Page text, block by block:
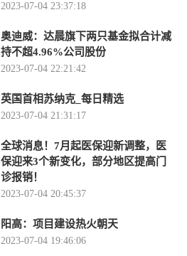
2023-07-04 23:37:18
奥迪威：达晨旗下两只基金拟合计减
持不超4.96%公司股份
2023-07-04 22:21:42
英国首相苏纳克_每日精选
2023-07-04 21:31:17
全球消息！7月起医保迎新调整，医
保迎来3个新变化，部分地区提高门
诊报销！
2023-07-04 20:45:37
阳高：项目建设热火朝天
2023-07-04 19:46:06